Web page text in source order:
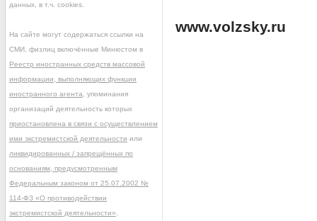
www.volzsky.ru
данных, в т.ч. cookies.
На сайте могут содержаться ссылки на
СМИ, физлиц включённые Минюстом в
Реестр иностранных средств массовой
информации, выполняющих функции
иностранного агента , упоминания
организаций деятельность которых
приостановлена в связи с осуществлением
ими экстремистской деятельности или
ликвидированных / запрещённых по
основаниям, предусмотренным
Федеральным законом от 25.07.2002 №
114-ФЗ «О противодействии
экстремистской деятельности»